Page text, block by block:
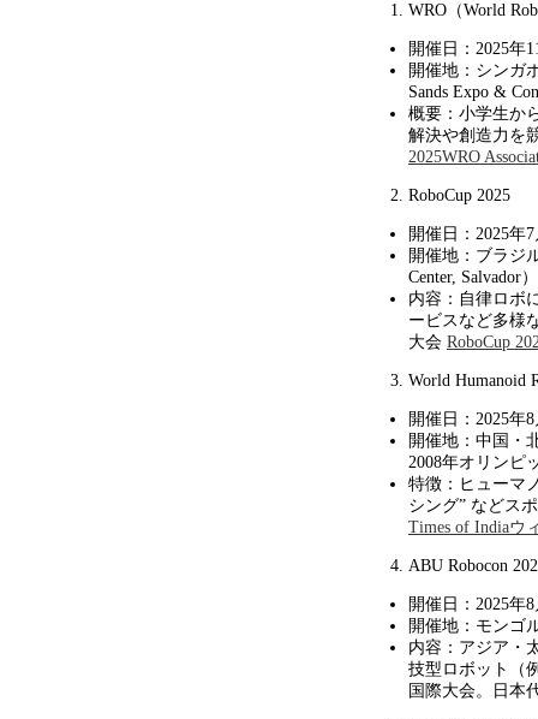
WRO（World
開催日： 2025年
開催地：シンガ
Sands Expo &
概要：小学生か
解決や創造力を
2025WRO
RoboCup 2025
開催日： 2025年7
開催地：ブラジ
Center, Salvador）
内容：自律ロボ
ービスなど多様
大会 RoboCup
World Humanoid
開催日： 2025年8
開催地：中国・
2008年オリンピ
特徴：ヒューマ
シング” などス
Times of Indiaウ
ABU Robocon
開催日： 2025年8
開催地：モンゴ
内容：アジア・
技型ロボット（
国際大会。日本